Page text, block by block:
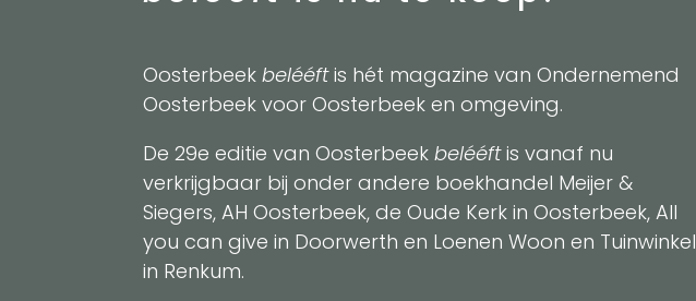
Oosterbeek belééftis hét magazine van Ondernemend
Oosterbeek voor Oosterbeek en omgeving.
De 29e editie van Oosterbeek belééftis vanaf nu
verkrijgbaar bij onder andere boekhandel Meijer &
Siegers, AH Oosterbeek, de Oude Kerk in Oosterbeek, All
you can give in Doorwerth en Loenen Woon en Tuinwinkel
in Renkum.